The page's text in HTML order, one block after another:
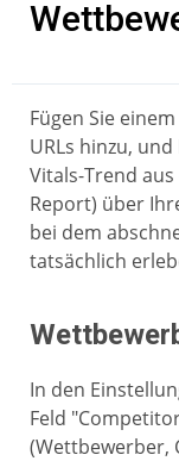
Fügen Sie
URLs hinzu,
Vitals-Trend
Report) über
bei dem
tatsächlich
In den
Feld
(Wettbewerber,